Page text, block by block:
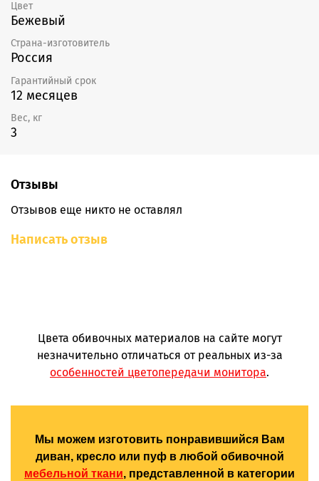
Цвет
Бежевый
Страна-изготовитель
Россия
Гарантийный срок
12 месяцев
Вес, кг
3
Отзывы
Отзывов еще никто не оставлял
Написать отзыв
Цвета обивочных материалов на сайте могут
незначительно отличаться от реальных из-за
особенностей цветопередачи монитора.
Мы можем изготовить понравившийся Вам
диван, кресло или пуф в любой обивочной
мебельной ткани, представленной в категории